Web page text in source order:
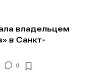
владельцем
в Санкт-
0